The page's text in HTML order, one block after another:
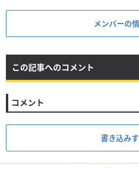
メンバーの
この記事へのコメント
コメント
書き込み